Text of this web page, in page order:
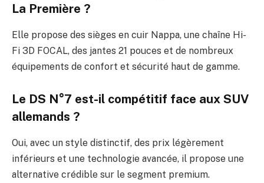
La Première ?
Elle propose des sièges en cuir Nappa, une chaîne Hi-
Fi 3D FOCAL, des jantes 21 pouces et de nombreux
équipements de confort et sécurité haut de gamme.
Le DS N°7 est-il compétitif face aux SUV
allemands ?
Oui, avec un style distinctif, des prix légèrement
inférieurs et une technologie avancée, il propose une
alternative crédible sur le segment premium.